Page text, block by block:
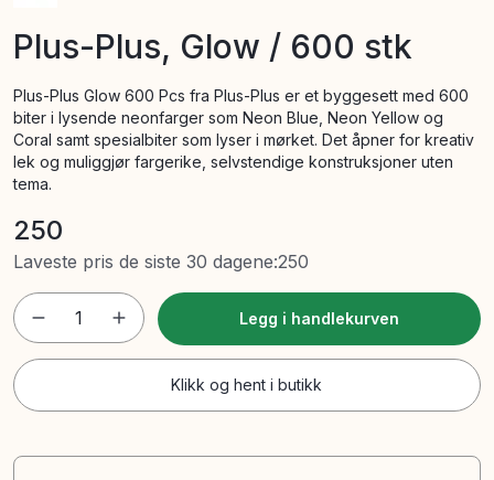
Plus-Plus, Glow / 600 stk
Plus-Plus Glow 600 Pcs fra Plus-Plus er et byggesett med 600
biter i lysende neonfarger som Neon Blue, Neon Yellow og
Coral samt spesialbiter som lyser i mørket. Det åpner for kreativ
lek og muliggjør fargerike, selvstendige konstruksjoner uten
tema.
250
Laveste pris de siste 30 dagene:250
1 Legg i handlekurven
Klikk og hent i butikk